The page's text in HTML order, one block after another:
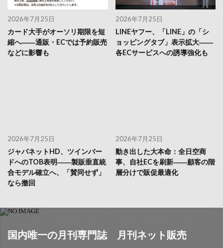
2026年7月25日
カード大手がオーソリ期限を短
縮へ――通販・ECでは予約販売
などに影響も
2026年7月25日
LINEヤフー、「LINE」の「シ
ョッピングタブ」表示拡大――
各ECサービスへの誘導強化も
2026年7月25日
ジャパネットHD、ツインバー
ドへのTOB表明――製販垂直統
合モデル確立へ、「賛同せず」
なら撤回
2026年7月25日
動き出した大本命：全日空商
事、自社ECを刷新――顧客の階
層分けで販促最適化
国内唯一の月刊専門誌 月刊ネット販売